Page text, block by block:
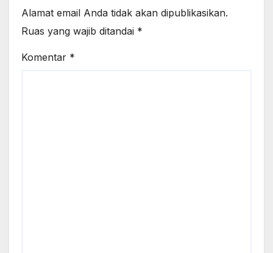
Alamat email Anda tidak akan dipublikasikan.
Ruas yang wajib ditandai *
Komentar *